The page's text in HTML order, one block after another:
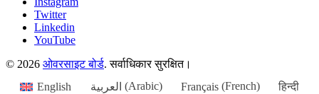
Twitter
Linkedin
YouTube
© 2026 ओवरसाइट बोर्ड. सर्वाधिकार सुरक्षित।
English
العربية (Arabic) Français(French) हिन्दी